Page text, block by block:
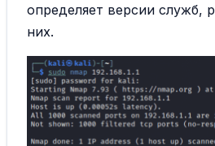
определяет версии служб,
них.